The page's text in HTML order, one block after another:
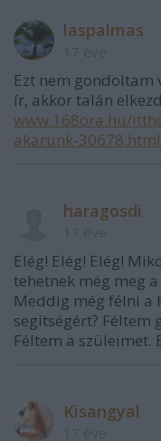
laspalmas
Ezt nem gondoltam
ír, akkor talán
www.168ora.hu/
akarunk-30678.html
haragosdi
Elég! Elég! Elég!
tehetnek még meg
Meddig még félni a
segítségért? Féltem
Féltem a szüleimet.
Kisangyal